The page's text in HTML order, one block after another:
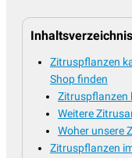
Inhaltsverzeichnis
Zitruspflanzen
Shop finden
Zitruspflanzen
Weitere
Woher unsere
Zitruspflanzen